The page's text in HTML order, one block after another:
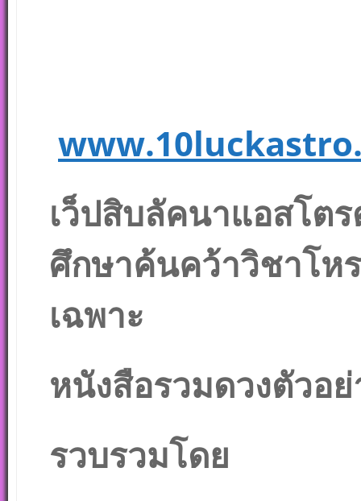
เว็ปสิบลัคนาแอสโต
ศึกษาค้นคว้าวิชาโห
เฉพาะ
หนังสือรวมดวงตัวอ
รวบรวมโดย